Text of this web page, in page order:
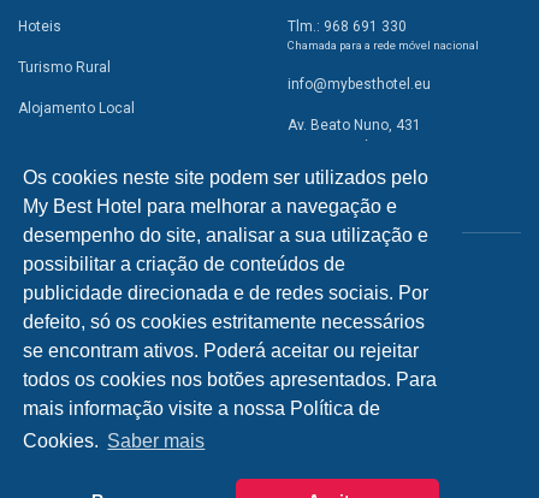
Os cookies neste site podem ser utilizados pelo
My Best Hotel para melhorar a navegação e
desempenho do site, analisar a sua utilização e
possibilitar a criação de conteúdos de
publicidade direcionada e de redes sociais. Por
defeito, só os cookies estritamente necessários
se encontram ativos. Poderá aceitar ou rejeitar
todos os cookies nos botões apresentados. Para
mais informação visite a nossa Política de
Cookies. Saber mais
Hoteis
Turismo Rural
Alojamento Local
Campismo
Atividades
Restaurantes
A Visitar
INFORMAÇÕES
Política de Privacidade
Tlm.: 968 691 330
Chamada para a rede móvel nacional
info@mybesthotel.eu
Av. Beato Nuno, 431
2495-401 Fátima
REDES SOCIAIS